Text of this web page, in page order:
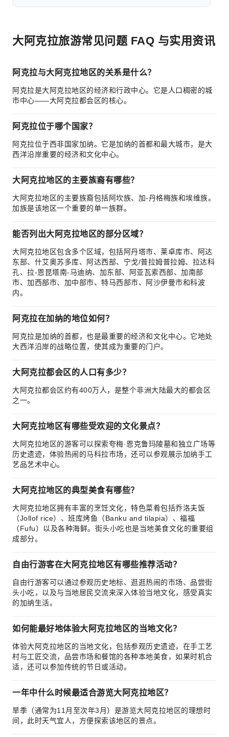
大阿克拉旅游常见问题 FAQ 与实用资讯
阿克拉与大阿克拉地区的关系是什么？
阿克拉是大阿克拉地区的经济和行政中心。它是人口稠密的城
市中心——大阿克拉都会区的核心。
阿克拉位于哪个国家？
阿克拉位于西非国家加纳。它是加纳的首都和最大城市，是大
西洋沿岸重要的经济和文化中心。
大阿克拉地区的主要族裔有哪些？
大阿克拉地区的主要族裔包括阿坎族、加-丹格梅族和埃维族。
加族是该地区一个重要的单一族群。
能否列出大阿克拉地区的部分区域？
大阿克拉地区包含多个区域，包括阿丹塔市、莱卓库市、阿达
东部、什艾奥苏多库、阿达西部、宁戈/普拉姆普拉姆、拉达科
孔、拉-恩昆塔南-马迪纳、加东部、阿亚瓦索西部、加南部
市、加西部市、加中部市、特马西部市、阿沙伊曼市和科波
内。
阿克拉在加纳的地位如何？
阿克拉是加纳的首都，也是最重要的经济和文化中心。它地处
大西洋沿岸的战略位置，使其成为重要的门户。
大阿克拉都会区的人口有多少？
大阿克拉都会区约有400万人，是整个非洲大陆最大的都会区
之一。
大阿克拉地区有哪些受欢迎的文化景点？
大阿克拉地区的游客可以探索夸梅·恩克鲁玛陵墓和独立广场等
历史遗迹，体验热闹的马科拉市场，还可以参观展示加纳手工
艺品艺术中心。
大阿克拉地区的典型美食有哪些？
大阿克拉地区拥有丰富的烹饪文化，特色菜肴包括乔洛夫饭
（Jollof rice）、班库烤鱼（Banku and tilapia）、福福
（Fufu）以及各种海鲜。街头小吃也是当地美食文化的重要组
成部分。
自由行游客在大阿克拉地区有哪些推荐活动？
自由行游客可以通过参观历史地标、逛逛热闹的市场、品尝街
头小吃，以及与当地居民交流来深入体验当地文化，感受真实
的加纳生活。
如何能最好地体验大阿克拉地区的当地文化？
体验大阿克拉地区的当地文化，包括参观历史遗迹，在手工艺
村与工匠交流，品尝市场和餐馆的各种本地美食，如果时机合
适，还可以参加传统的节日或活动。
一年中什么时候最适合游览大阿克拉地区？
旱季（通常为11月至次年3月）是游览大阿克拉地区的理想时
间，此时天气宜人，方便探索该地区的景点。